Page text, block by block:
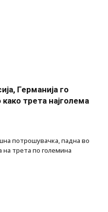
Германија го
трета најголема
потрошувачка, падна во
на трета по големина